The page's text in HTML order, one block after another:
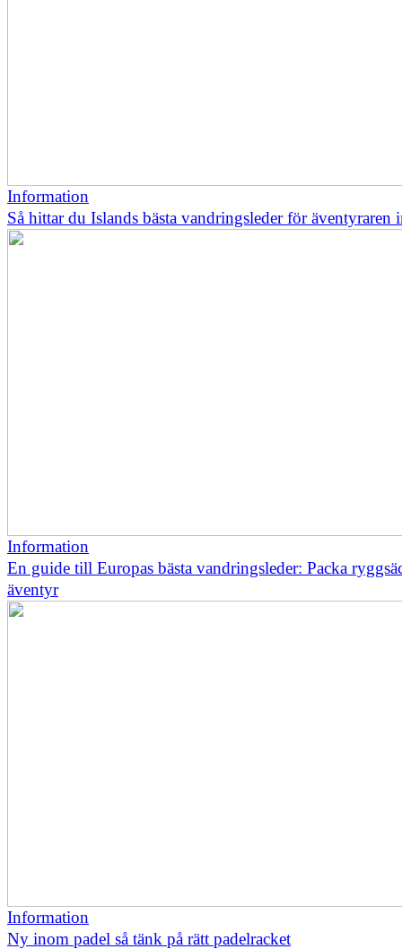
Information
Så hittar du Islands bästa vandringsleder för äventyraren
Information
En guide till Europas bästa vandringsleder: Packa
äventyr
Information
Ny inom padel så tänk på rätt padelracket